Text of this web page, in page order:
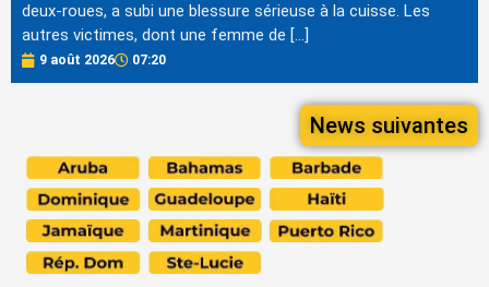
deux-roues, a subi une blessure sérieuse à la cuisse. Les
autres victimes, dont une femme de […]
9 août 2026 07:20
News suivantes